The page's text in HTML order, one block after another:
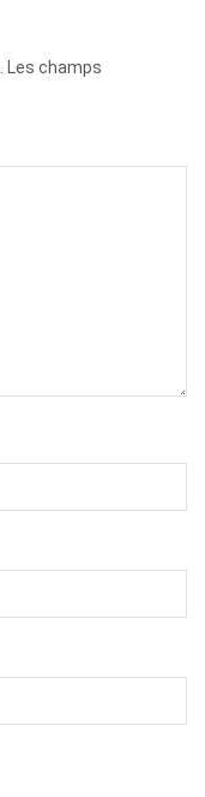
Les champs